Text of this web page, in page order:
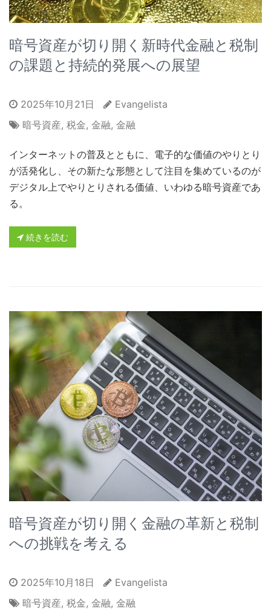
暗号資産が切り開く新時代金融と税制
の課題と持続的発展への展望
2025年10月21日
Evangelista
暗号資産, 税金, 金融, 金融
インターネットの普及とともに、電子的な価値のやりとり
が活発化し、その新たな形態として注目を集めているのが
デジタル上でやりとりされる価値、いわゆる暗号資産であ
る。
続きを読む
暗号資産が切り開く金融の革新と税制
への挑戦を考える
2025年10月18日
Evangelista
暗号資産, 税金, 金融, 金融